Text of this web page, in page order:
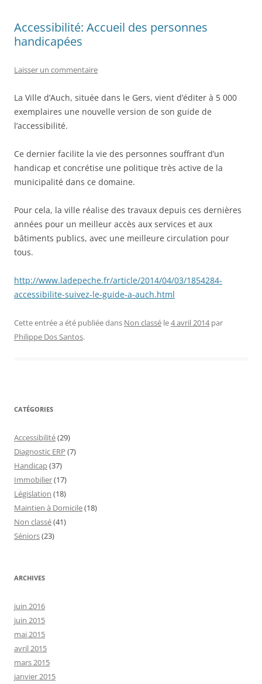
Accessibilité: Accueil des personnes
handicapées
Laisser un commentaire
La Ville d’Auch, située dans le Gers, vient d’éditer à 5 000
exemplaires une nouvelle version de son guide de
l’accessibilité.
Ce dernier facilite la vie des personnes souffrant d’un
handicap et concrétise une politique très active de la
municipalité dans ce domaine.
Pour cela, la ville réalise des travaux depuis ces dernières
années pour un meilleur accès aux services et aux
bâtiments publics, avec une meilleure circulation pour
tous.
http://www.ladepeche.fr/article/2014/04/03/1854284-
accessibilite-suivez-le-guide-a-auch.html
Cette entrée a été publiée dans Non classé le4 avril 2014 par
Philippe Dos Santos.
CATÉGORIES
Accessibilité(29)
Diagnostic ERP (7)
Handicap(37)
Immobilier(17)
Législation (18)
Maintien à Domicile(18)
Non classé(41)
Séniors(23)
ARCHIVES
juin 2016
juin 2015
mai 2015
avril 2015
mars 2015
janvier 2015